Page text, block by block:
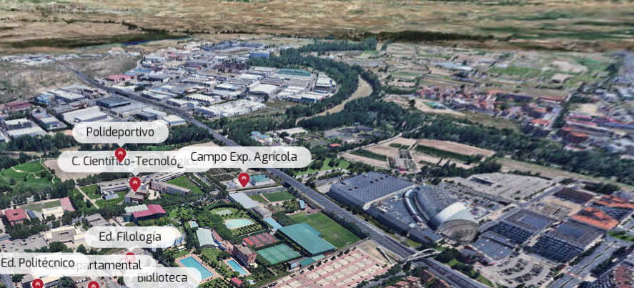
Biblioteca
Ed. Filología
Ed. Departamental
Ed. Politécnico
C. Científico-Tecnológico
Polideportivo